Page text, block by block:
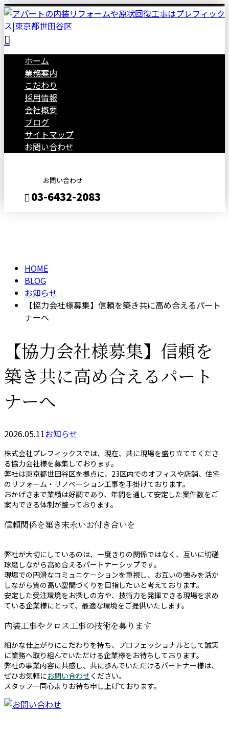
ホーム
業務案内
こだわり
採用情報
会社概要
ブログ
サイトマップ
お問い合わせ
お問い合わせ
03-6432-2083
HOME
BLOG
お知らせ
【協力会社様募集】信頼を築き共に高め合えるパート
ナーへ
【協力会社様募集】信頼を
築き共に高め合えるパート
ナーへ
2026.05.11お知らせ
株式会社プレフィックスでは、現在、共に現場を盛り立ててくださ
る協力会社様を募集しております。
弊社は東京都世田谷区を拠点に、23区内でのオフィスや店舗、住宅
のリフォーム・リノベーション工事を手掛けております。
おかげさまで業績は好調であり、年間を通して安定した案件数をご
案内できる体制が整っております。
信頼関係を築き末永いお付き合いを
弊社が大切にしているのは、一度きりの関係ではなく、互いに切磋
琢磨しながら高め合えるパートナーシップです。
現場での円滑なコミュニケーションを重視し、お互いの強みを活か
しながら質の高い空間づくりを目指したいと考えております。
安定した受注環境をお探しの方や、技術力を発揮できる現場を求め
ている企業様にとって、最適な環境をご提供いたします。
内装工事やクロス工事の技術を募ります
細かな仕上がりにこだわりを持ち、プロフェッショナルとして誠実
に業務へ取り組んでいただける企業様をお待ちしております。
弊社の事業内容に共感し、共に歩んでいただけるパートナー様は、
ぜひお気軽にお問い合わせ ください。
スタッフ一同心よりお待ち申し上げております。